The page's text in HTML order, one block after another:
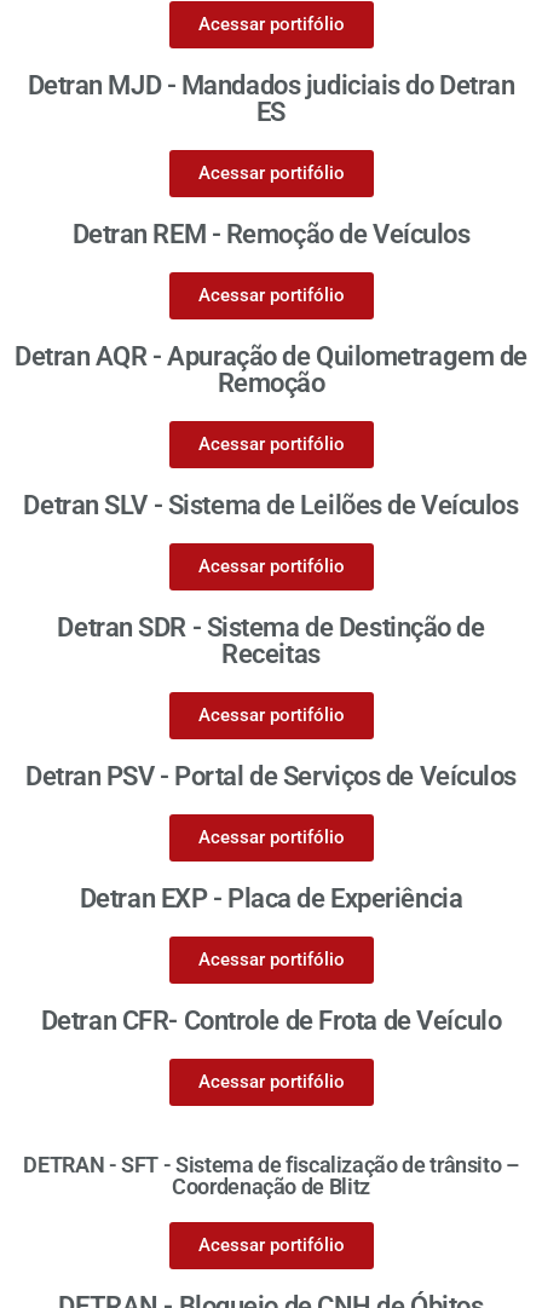
Acessar portifólio
Detran MJD - Mandados judiciais do Detran
ES
Acessar portifólio
Detran REM - Remoção de Veículos
Acessar portifólio
Detran AQR - Apuração de Quilometragem de
Remoção
Acessar portifólio
Detran SLV - Sistema de Leilões de Veículos
Acessar portifólio
Detran SDR - Sistema de Destinção de
Receitas
Acessar portifólio
Detran PSV - Portal de Serviços de Veículos
Acessar portifólio
Detran EXP - Placa de Experiência
Acessar portifólio
Detran CFR- Controle de Frota de Veículo
Acessar portifólio
DETRAN - SFT - Sistema de fiscalização de trânsito –
Coordenação de Blitz
Acessar portifólio